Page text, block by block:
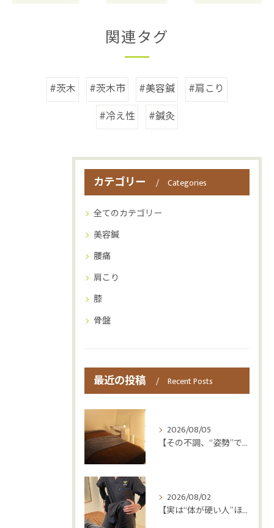
関連タグ
#茨木 #茨木市 #美容鍼
#肩こり
#冷え性
#鍼灸
カテゴリー Categories
全てのカテゴリー
美容鍼
腰痛
肩こり
膝
骨盤
最近の投稿 Recent Posts
2026/08/05
【その不調、“姿勢”ではなく“呼吸”かもしれません😮‍💨】
2026/08/02
【実は“体が硬い人”ほど疲れやすい😳】